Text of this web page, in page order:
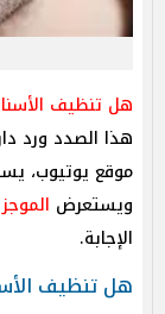
هل تنظيف
هذا الصدد ورد
موقع يوتيوب،
ويستعرض الموجز
الإجابة.
هل تنظيف